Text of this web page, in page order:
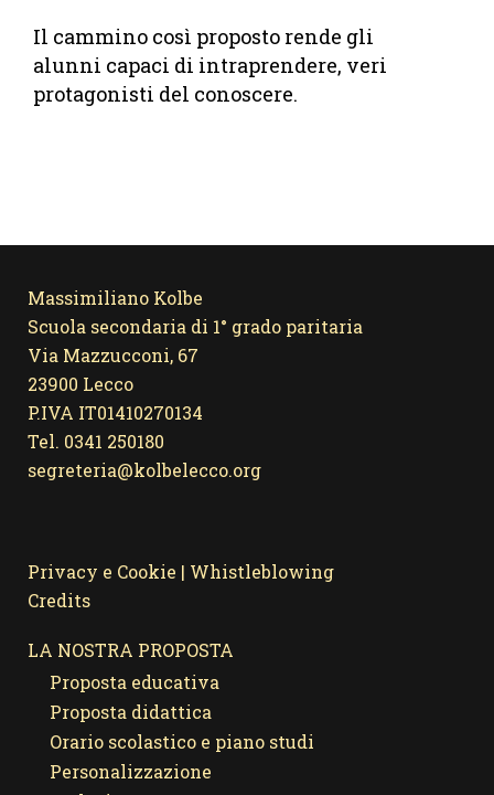
Il cammino così proposto rende gli
alunni capaci di intraprendere, veri
protagonisti del conoscere.
Massimiliano Kolbe
Scuola secondaria di 1° grado paritaria
Via Mazzucconi, 67
23900 Lecco
P.IVA IT01410270134
Tel. 0341 250180
segreteria@kolbelecco.org
Privacy e Cookie | Whistleblowing
Credits
LA NOSTRA PROPOSTA
Proposta educativa
Proposta didattica
Orario scolastico e piano studi
Personalizzazione